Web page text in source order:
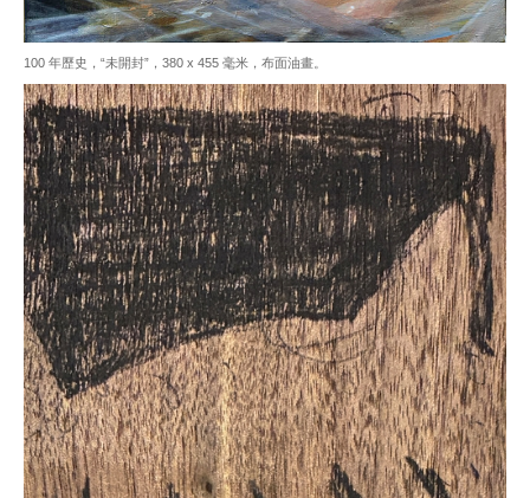
100 年歷史，“未開封”，380 x 455 毫米，布面油畫。